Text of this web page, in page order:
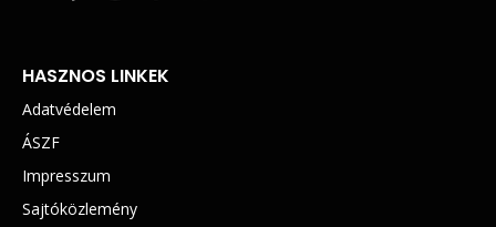
HASZNOS LINKEK
Adatvédelem
ÁSZF
Impresszum
Sajtóközlemény